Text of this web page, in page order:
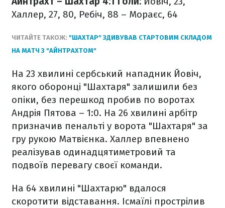
Халлер, 27, 80, Ребіч, 88 – Мораєс, 64
ЧИТАЙТЕ ТАКОЖ: "ШАХТАР" ЗДИВУВАВ СТАРТОВИМ СКЛАДОМ
НА МАТЧ З "АЙНТРАХТОМ"
На 23 хвилині сербський нападник Йовіч,
якого оборонці "Шахтаря" залишили без
опіки, без перешкод пробив по воротах
Андрія Пятова – 1:0. На 26 хвилині арбітр
призначив пенальті у ворота "Шахтаря" за
гру рукою Матвієнка. Халлер впевнено
реалізував одинадцятиметровий та
подвоїв перевагу своєї команди.
На 64 хвилині "Шахтарю" вдалося
скоротити відставання. Ісмаїлі прострілив